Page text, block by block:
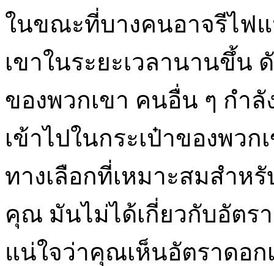
ในขณะที่บางคนอาจรีไฟ
เขาในระยะเวลานานขึ้น
ของพวกเขา คนอื่น ๆ กำ
เข้าไปในกระเป๋าของพว
ทางเลือกที่เหมาะสมสำห
คุณ มันไม่ได้เกี่ยวกับอัตร
แน่ใจว่าคุณเห็นอัตราดอ